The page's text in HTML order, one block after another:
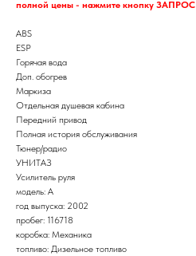
полной цены - нажмите кнопку ЗАПРОС
ABS
ESP
Горячая вода
Доп. обогрев
Маркиза
Отдельная душевая кабина
Передний привод
Полная история обслуживания
Тюнер/радио
УНИТАЗ
Усилитель руля
модель: A
год выпуска: 2002
пробег: 116718
коробка: Механика
топливо: Дизельное топливо